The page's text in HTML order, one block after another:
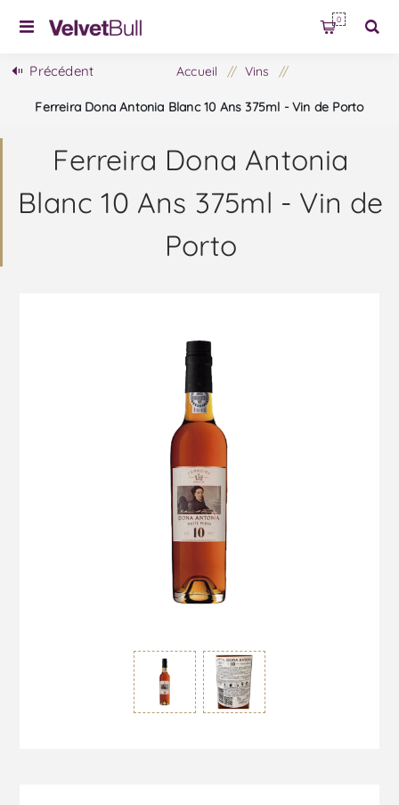
0
Précédent Accueil / Vins /
Ferreira Dona Antonia Blanc 10 Ans 375ml - Vin de Porto
Ferreira Dona Antonia
Blanc 10 Ans 375ml - Vin de
Porto